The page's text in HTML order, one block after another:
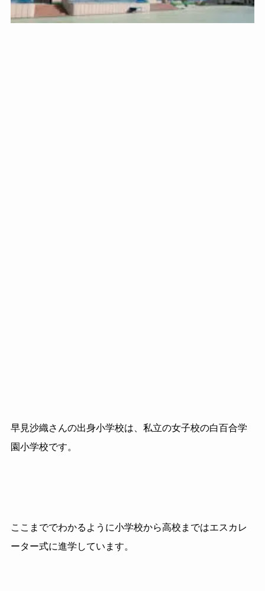
早見沙織さんの出身小学校は、私立の女子校の白百合学
園小学校です。
ここまででわかるように小学校から高校まではエスカレ
ーター式に進学しています。